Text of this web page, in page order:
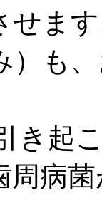
せま
）も
き起
周病